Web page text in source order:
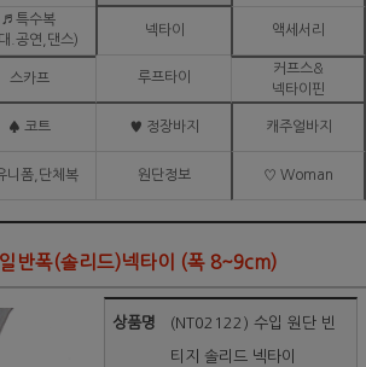
♬ 특수복
.공연,댄스)
넥타이 액세서리
스카프 루프타이
커프스&
넥타이핀
♠ 코트 ♥ 정장바지 캐주얼바지
니폼,단체복 원단정보 ♡ Woman
일반폭(솔리드)넥타이 (폭 8~9cm)
상품명 (NT02122) 수입 원단 빈
티지 솔리드 넥타이